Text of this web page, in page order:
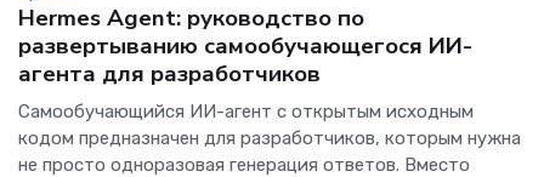
Hermes Agent: руководство по
развертыванию самообучающегося ИИ-
агента для разработчиков
Самообучающийся ИИ-агент с открытым исходным
кодом предназначен для разработчиков, которым нужна
не просто одноразовая генерация ответов. Вместо